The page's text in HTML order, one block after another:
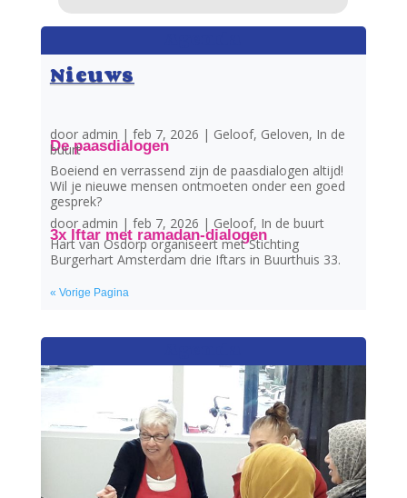
Nieuws
De paasdialogen
door admin | feb 7, 2026 | Geloof, Geloven, In de
buurt
Boeiend en verrassend zijn de paasdialogen altijd!
Wil je nieuwe mensen ontmoeten onder een goed
gesprek?
3x Iftar met ramadan-dialogen
door admin | feb 7, 2026 | Geloof, In de buurt
Hart van Osdorp organiseert met Stichting
Burgerhart Amsterdam drie Iftars in Buurthuis 33.
« Vorige Pagina